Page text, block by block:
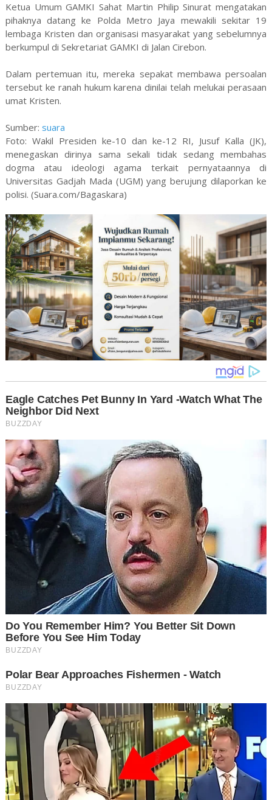
Ketua Umum GAMKI Sahat Martin Philip Sinurat mengatakan
pihaknya datang ke Polda Metro Jaya mewakili sekitar 19
lembaga Kristen dan organisasi masyarakat yang sebelumnya
berkumpul di Sekretariat GAMKI di Jalan Cirebon.
Dalam pertemuan itu, mereka sepakat membawa persoalan
tersebut ke ranah hukum karena dinilai telah melukai perasaan
umat Kristen.
Sumber: suara
Foto: Wakil Presiden ke-10 dan ke-12 RI, Jusuf Kalla (JK),
menegaskan dirinya sama sekali tidak sedang membahas
dogma atau ideologi agama terkait pernyataannya di
Universitas Gadjah Mada (UGM) yang berujung dilaporkan ke
polisi. (Suara.com/Bagaskara)